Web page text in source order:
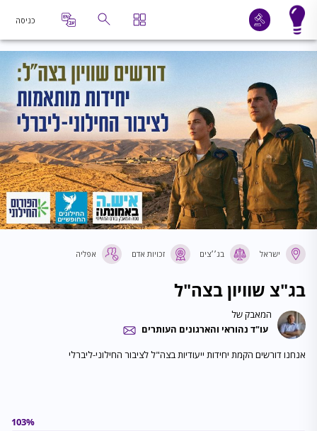
כניסה
ישראל בג׳׳צים זכויות אדם אפליה
בג"צ שוויון בצה"ל
המאבק של
עו"ד נהוראי והארגונים העותרים
אנחנו דורשים הקמת יחידות ייעודיות בצה"ל לציבור החילוני-ליברלי
103%